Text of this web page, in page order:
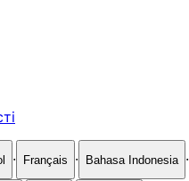
· Français · Bahasa Indonesia ·